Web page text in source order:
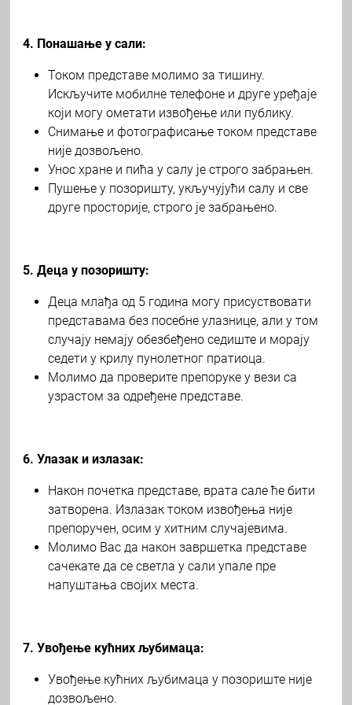
4. Понашање у сали:
Током представе молимо за тишину.
Искључите мобилне телефоне и друге уређаје
који могу ометати извођење или публику.
Снимање и фотографисање током представе
није дозвољено.
Унос хране и пића у салу је строго забрањен.
Пушење у позоришту, укључујући салу и све
друге просторије, строго је забрањено.
5. Деца у позоришту:
Деца млађа од 5 година могу присуствовати
представама без посебне улазнице, али у том
случају немају обезбеђено седиште и морају
седети у крилу пунолетног пратиоца.
Молимо да проверите препоруке у вези са
узрастом за одређене представе.
6. Улазак и излазак:
Након почетка представе, врата сале ће бити
затворена. Излазак током извођења није
препоручен, осим у хитним случајевима.
Молимо Вас да након завршетка представе
сачекате да се светла у сали упале пре
напуштања својих места.
7. Увођење кућних љубимаца:
Увођење кућних љубимаца у позориште није
дозвољено.